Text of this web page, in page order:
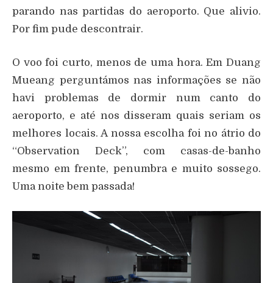
parando nas partidas do aeroporto. Que alivio.
Por fim pude descontrair.
O voo foi curto, menos de uma hora. Em Duang
Mueang perguntámos nas informações se não
havi problemas de dormir num canto do
aeroporto, e até nos disseram quais seriam os
melhores locais. A nossa escolha foi no átrio do
“Observation Deck”, com casas-de-banho
mesmo em frente, penumbra e muito sossego.
Uma noite bem passada!